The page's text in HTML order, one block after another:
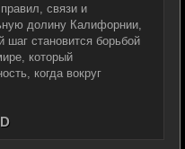
связи и
долину Калифорнии,
шаг становится борьбой
который
когда вокруг